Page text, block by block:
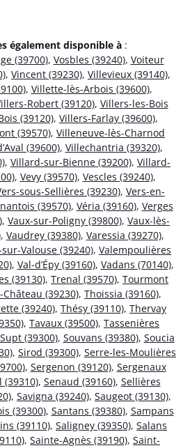
également disponible à :
(39700), Vosbles (39240), Voiteur
, Vincent (39230), Villevieux (39140),
, Villette-lès-Arbois (39600),
Robert (39120), Villers-les-Bois
(39120), Villers-Farlay (39600),
(39570), Villeneuve-lès-Charnod
(39600), Villechantria (39320),
, Villard-sur-Bienne (39200), Villard-
, Vevy (39570), Vescles (39240),
sous-Sellières (39230), Vers-en-
(39570), Véria (39160), Verges
, Vaux-sur-Poligny (39800), Vaux-lès-
, Vaudrey (39380), Varessia (39270),
Valouse (39240), Valempoulières
, Val-d’Épy (39160), Vadans (70140),
(39130), Trenal (39570), Tourmont
(39230), Thoissia (39160),
(39240), Thésy (39110), Thervay
, Tavaux (39500), Tassenières
Supt (39300), Souvans (39380), Soucia
, Sirod (39300), Serre-les-Moulières
, Sergenon (39120), Sergenaux
(39310), Senaud (39160), Sellières
, Savigna (39240), Saugeot (39130),
(39300), Santans (39380), Sampans
(39110), Saligney (39350), Salans
, Sainte-Agnès (39190), Saint-